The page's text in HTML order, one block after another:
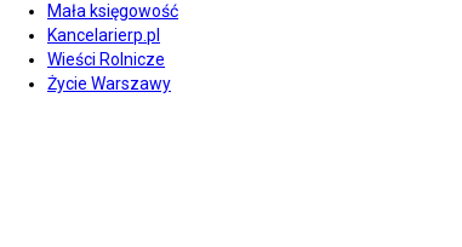
Mała księgowość
Kancelarierp.pl
Wieści Rolnicze
Życie Warszawy